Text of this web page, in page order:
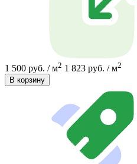
1 500 руб. / м2 1 823 руб. / м2
В корзину